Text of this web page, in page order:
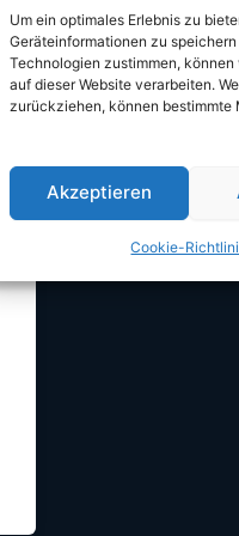
Um ein optimales Erlebnis zu
Geräteinformationen zu
Technologien zustimmen,
auf dieser Website verarbeiten.
zurückziehen, können
Akzeptieren
Cookie-